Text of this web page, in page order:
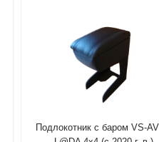
Подлокотник с баром VS-